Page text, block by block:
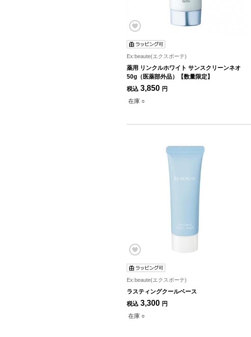
Ex:beaute(エクスボーテ)
薬用 リンクルホワイト サンスクリーンネオ
50g（医薬部外品）【数量限定】
税込 3,850 円
在庫 ○
Ex:beaute(エクスボーテ)
ラスティングクールベース
税込 3,300 円
在庫 ○